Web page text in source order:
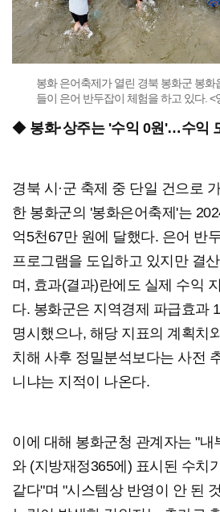
봉화 은어축제가 열린 경북 봉화군 봉화
들이 은어 반두잡이 체험을 하고 있다. <
◆봉화·상주는 '수익 0원'…수익
경북 시·군 축제 중 단일 건으로
한 봉화군의 '봉화은어축제'는
억5천67만 원에 달했다. 은어 반
프로그램을 도입하고 있지만 결
며, 효과(결과)란에도 실제 수익
다. 봉화군은 지역경제 파급효과
명시했으나, 해당 지표의 계획치
치해 사후 정밀분석보다는 사전
니냐는 지적이 나온다.
이에 대해 봉화군청 관계자는 "내
와 (지방재정365에) 표시된 수치
같다"며 "시스템상 반영이 안 된